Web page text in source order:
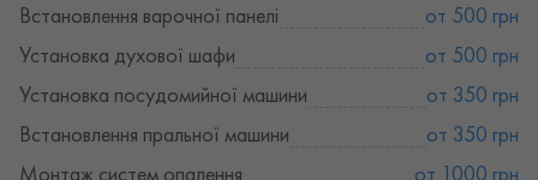
Встановлення варочної панелі
от 500 грн
Установка духової шафи
от 500 грн
Установка посудомийної машини
от 350 грн
Встановлення пральної машини
от 350 грн
Монтаж систем опалення
от 1000 грн